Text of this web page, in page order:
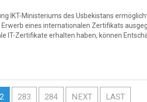
IKT-Ministeriums des Usbekistans
eines internationalen Zertifikats
IT-Zertifikate erhalten haben, können
283 284 NEXT LAST